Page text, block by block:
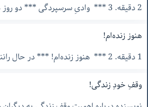
2 دقیقه. 3 *** وادیِ سرسپردگی *** دو روز دیگر…
هنوز زنده‌ام!
1 دقیقه. 2 *** هنوز زنده‌ام! *** در حال رانندگی…
وقفِ خودِ زندگی!